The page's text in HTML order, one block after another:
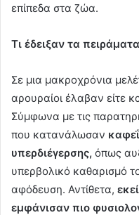
επίπεδα στα ζώα.
Τι έδειξαν τα
Σε μια μακροχρόνια
αρουραίοι έλαβαν είτε
Σύμφωνα με τις
που κατανάλωσαν
υπερδιέγερσης, όπως
υπερβολικό καθαρισμό
αφόδευση. Αντίθετα,
εμφάνισαν πιο